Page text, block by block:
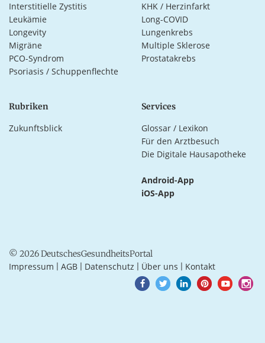
Interstitielle Zystitis
KHK / Herzinfarkt
Leukämie
Long-COVID
Longevity
Lungenkrebs
Migräne
Multiple Sklerose
PCO-Syndrom
Prostatakrebs
Psoriasis / Schuppenflechte
Rubriken
Zukunftsblick
Services
Glossar / Lexikon
Für den Arztbesuch
Die Digitale Hausapotheke
Android-App
iOS-App
© 2026 DeutschesGesundheitsPortal
Impressum AGB Datenschutz Über uns Kontakt